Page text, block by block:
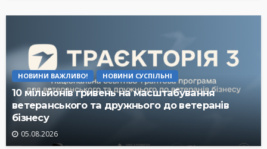
НОВИНИ ВАЖЛИВО! НОВИНИ СУСПІЛЬНІ
10 мільйонів гривень на масштабування
ветеранського та дружнього до ветеранів
бізнесу
05.08.2026